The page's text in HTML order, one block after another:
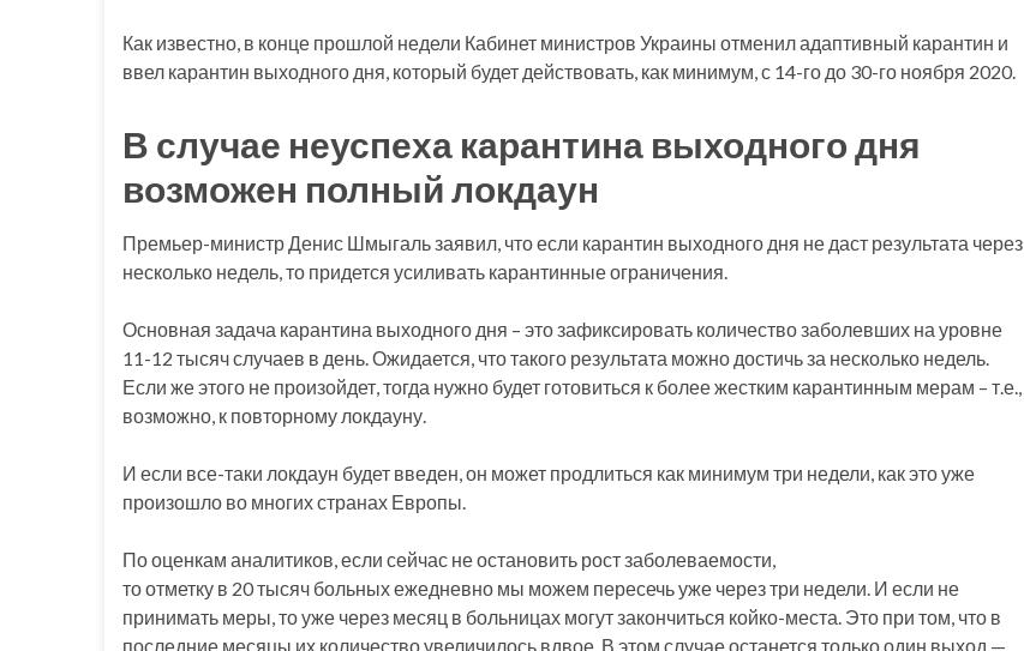
Как известно, в конце прошлой недели Кабинет министров Украины отменил адаптивный карантин и
ввел карантин выходного дня, который будет действовать, как минимум, с 14-го до 30-го ноября 2020.
В случае неуспеха карантина выходного дня
возможен полный локдаун
Премьер-министр Денис Шмыгаль заявил, что если карантин выходного дня не даст результата через
несколько недель, то придется усиливать карантинные ограничения.
Основная задача карантина выходного дня – это зафиксировать количество заболевших на уровне
11-12 тысяч случаев в день. Ожидается, что такого результата можно достичь за несколько недель.
Если же этого не произойдет, тогда нужно будет готовиться к более жестким карантинным мерам – т.е.,
возможно, к повторному локдауну.
И если все-таки локдаун будет введен, он может продлиться как минимум три недели, как это уже
произошло во многих странах Европы.
По оценкам аналитиков, если сейчас не остановить рост заболеваемости,
то отметку в 20 тысяч больных ежедневно мы можем пересечь уже через три недели. И если не
принимать меры, то уже через месяц в больницах могут закончиться койко-места. Это при том, что в
последние месяцы их количество увеличилось вдвое. В этом случае останется только один выход —